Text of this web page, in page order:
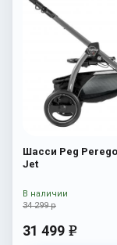
Шасси Peg
Jet
34 299 р
31 499 e
В наличии